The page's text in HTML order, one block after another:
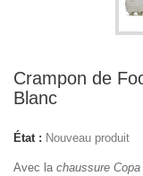
Crampon de
Blanc
État : Nouveau produit
Avec la chaussure Copa